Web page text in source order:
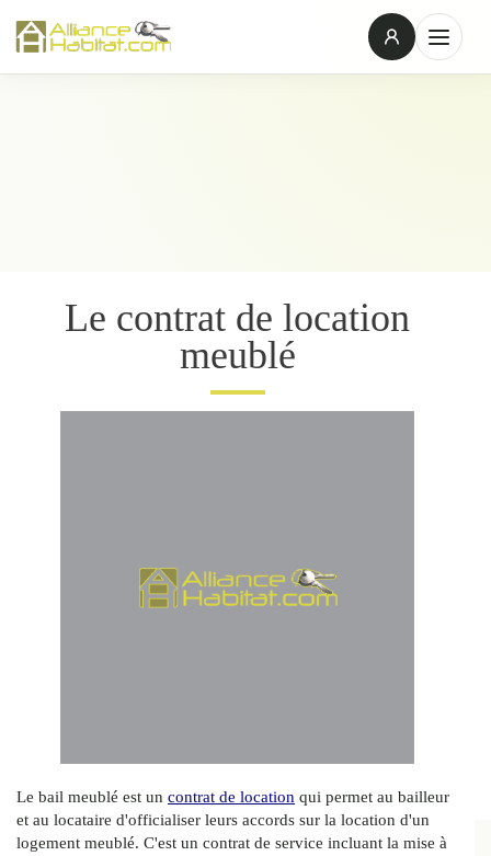
Le contrat de location
meublé
Le bail meublé est un contrat de location qui permet au bailleur
et au locataire d'officialiser leurs accords sur la location d'un
logement meublé. C'est un contrat de service incluant la mise à